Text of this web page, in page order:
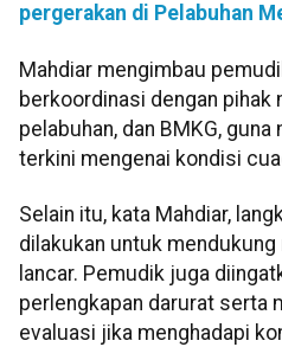
pergerakan di Pelabuhan
Mahdiar mengimbau
berkoordinasi dengan pihak
pelabuhan, dan BMKG,
terkini mengenai kondisi
Selain itu, kata Mahdiar,
dilakukan untuk
lancar. Pemudik juga
perlengkapan darurat serta
evaluasi jika menghadapi